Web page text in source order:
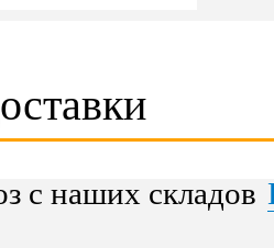
с наших складов